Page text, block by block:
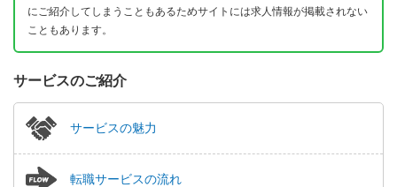
にご紹介してしまうこともあるためサイトには求人情報が掲載されない
こともあります。
サービスのご紹介
サービスの魅力
転職サービスの流れ